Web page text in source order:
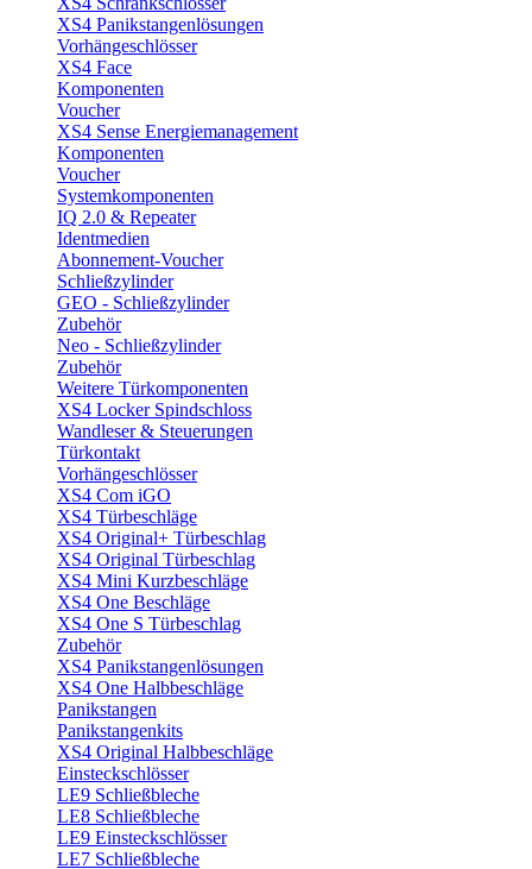
XS4 Panikstangenlösungen
Vorhängeschlösser
XS4 Face
Komponenten
Voucher
XS4 Sense Energiemanagement
Komponenten
Voucher
Systemkomponenten
IQ 2.0 & Repeater
Identmedien
Abonnement-Voucher
Schließzylinder
GEO - Schließzylinder
Zubehör
Neo - Schließzylinder
Zubehör
Weitere Türkomponenten
XS4 Locker Spindschloss
Wandleser & Steuerungen
Türkontakt
Vorhängeschlösser
XS4 Com iGO
XS4 Türbeschläge
XS4 Original+ Türbeschlag
XS4 Original Türbeschlag
XS4 Mini Kurzbeschläge
XS4 One Beschläge
XS4 One S Türbeschlag
Zubehör
XS4 Panikstangenlösungen
XS4 One Halbbeschläge
Panikstangen
Panikstangenkits
XS4 Original Halbbeschläge
Einsteckschlösser
LE9 Schließbleche
LE8 Schließbleche
LE9 Einsteckschlösser
LE7 Schließbleche